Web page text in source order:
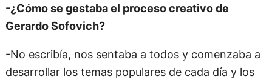
-¿Cómo se gestaba el proceso creativo de
Gerardo Sofovich?
-No escribía, nos sentaba a todos y comenzaba a
desarrollar los temas populares de cada día y los